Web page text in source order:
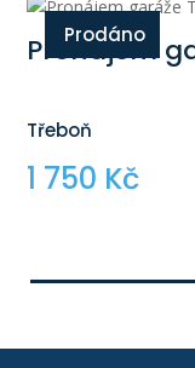
Prodáno
Pronájem
Třeboň
1 750 Kč